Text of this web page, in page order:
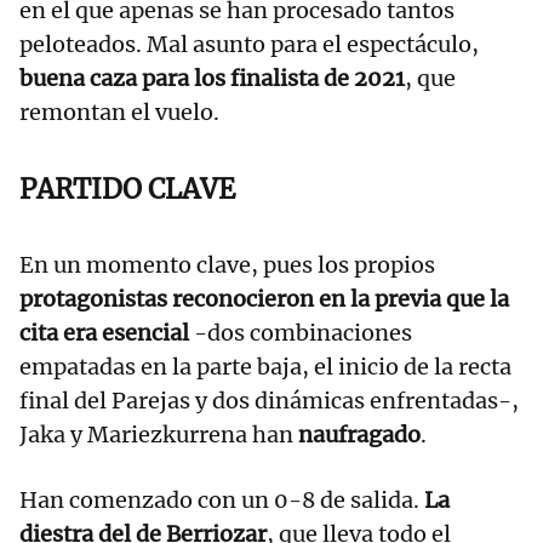
en el que apenas se han procesado tantos
peloteados. Mal asunto para el espectáculo,
buena caza para los finalista de 2021, que
remontan el vuelo.
PARTIDO CLAVE
En un momento clave, pues los propios
protagonistas reconocieron en la previa que la
cita era esencial-dos combinaciones
empatadas en la parte baja, el inicio de la recta
final del Parejas y dos dinámicas enfrentadas-,
Jaka y Mariezkurrena hannaufragado.
Han comenzado con un 0-8 de salida. La
diestra del de Berriozar, que lleva todo el